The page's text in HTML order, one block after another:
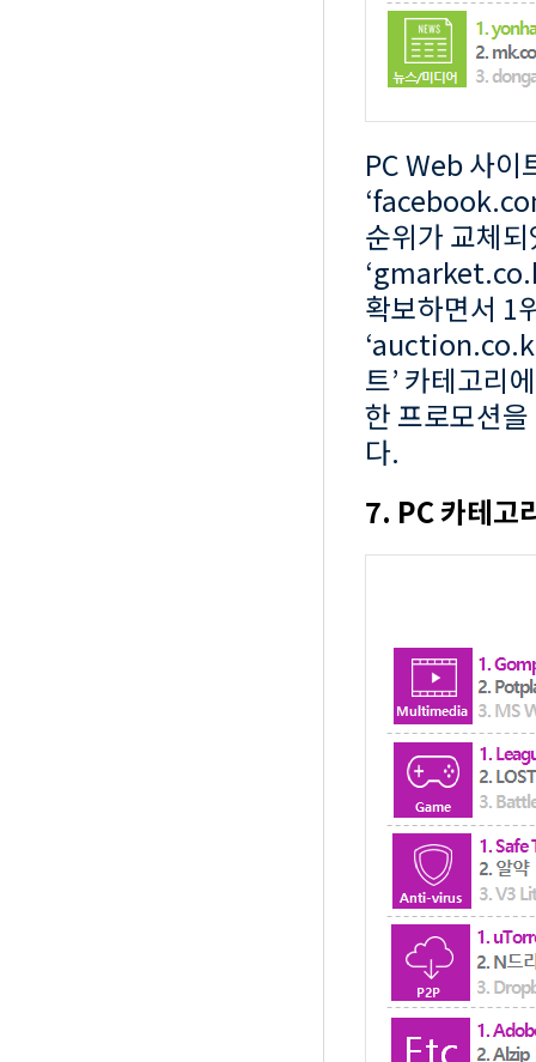
PC Web 사이
순위가 교체
확보하면서 1
트’ 카테고리
한 프로모션
다.
7. PC 카테